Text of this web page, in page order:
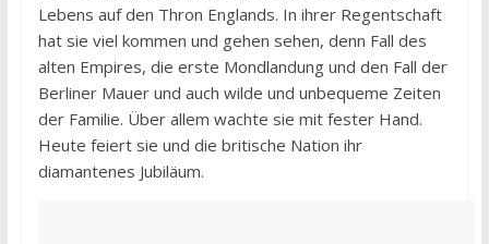
Lebens auf den Thron Englands. In ihrer Regentschaft
hat sie viel kommen und gehen sehen, denn Fall des
alten Empires, die erste Mondlandung und den Fall der
Berliner Mauer und auch wilde und unbequeme Zeiten
der Familie. Über allem wachte sie mit fester Hand.
Heute feiert sie und die britische Nation ihr
diamantenes Jubiläum.